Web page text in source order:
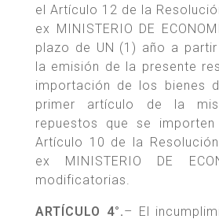
el Artículo 12 de la
ex MINISTERIO DE
plazo de UN (1) año a
la emisión de la presente
importación de los bienes
primer artículo de la
repuestos que se
Artículo 10 de la
ex MINISTERIO DE
modificatorias.
ARTÍCULO 4°.– El